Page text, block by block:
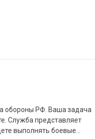
выплата от Минобороны
обороны РФ. Ваша задача
Служба представляет
выполнять боевые